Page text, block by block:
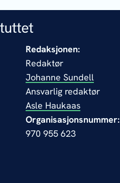
Redaksjonen:
Redaktør
Johanne Sundell
Ansvarlig redaktør
Asle Haukaas
Organisasjonsnummer:
970 955 623